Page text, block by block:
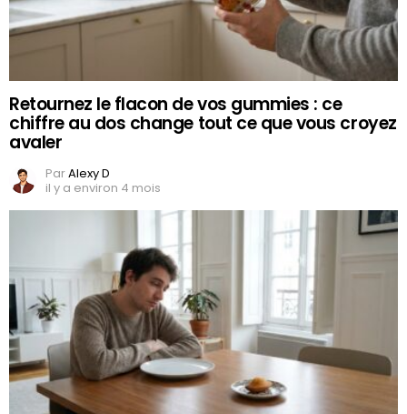
Retournez le flacon de vos gummies : ce
chiffre au dos change tout ce que vous croyez
avaler
ParAlexy D
il y a environ 4 mois